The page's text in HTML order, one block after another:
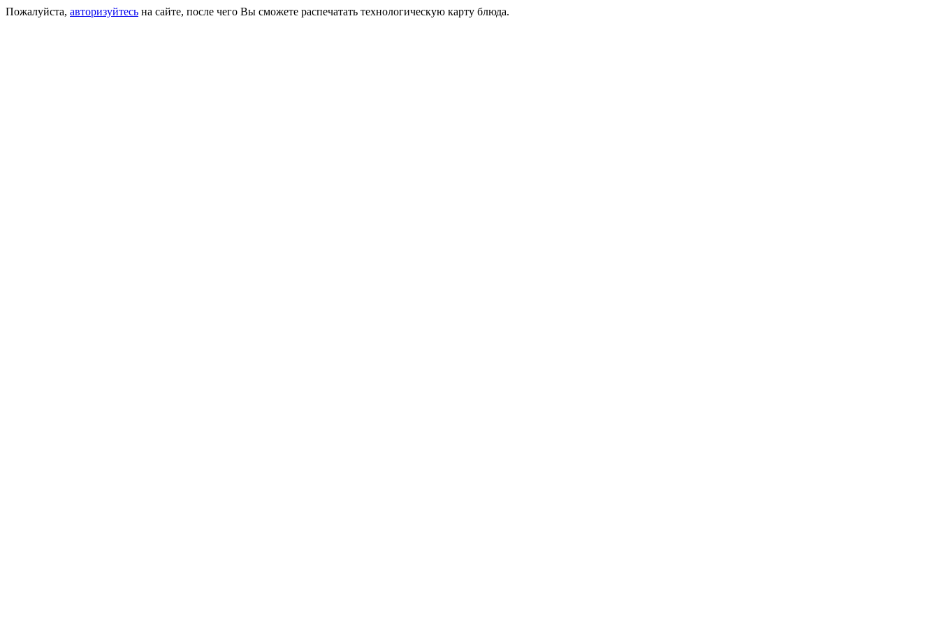
Пожалуйста, авторизуйтесь на сайте, после чего Вы сможете распечатать технологическую карту блюда.